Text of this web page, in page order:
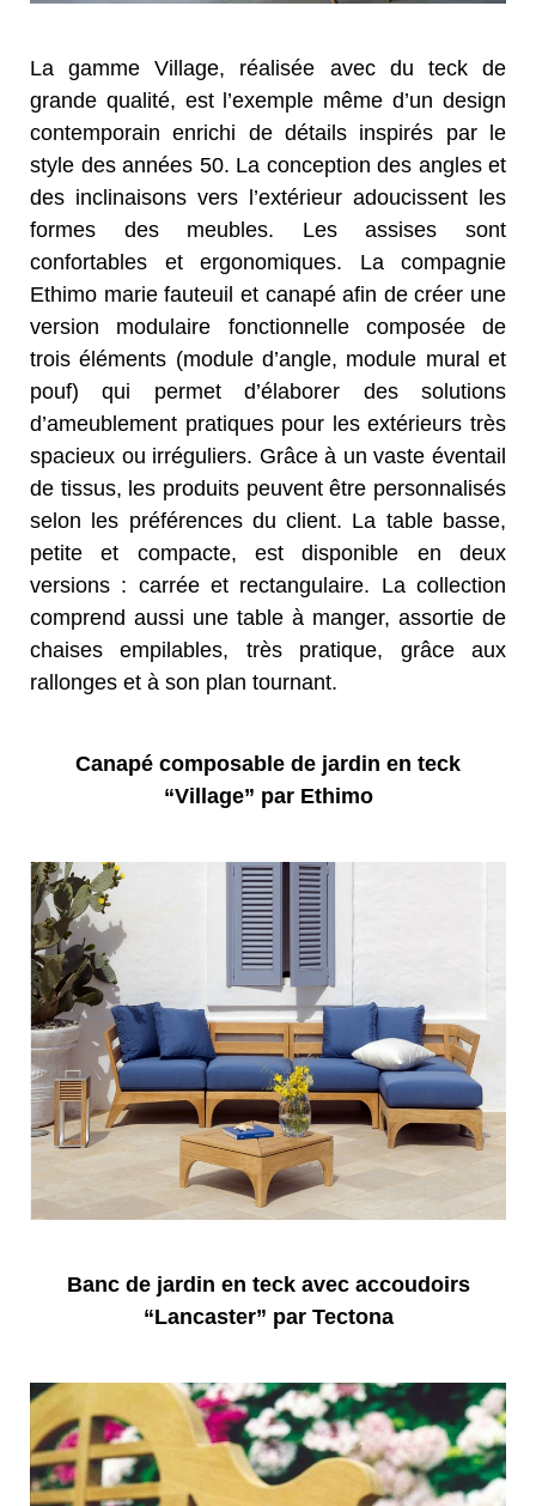
La gamme Village, réalisée avec du teck de
grande qualité, est l’exemple même d’un design
contemporain enrichi de détails inspirés par le
style des années 50. La conception des angles et
des inclinaisons vers l’extérieur adoucissent les
formes des meubles. Les assises sont
confortables et ergonomiques. La compagnie
Ethimo marie fauteuil et canapé afin de créer une
version modulaire fonctionnelle composée de
trois éléments (module d’angle, module mural et
pouf) qui permet d’élaborer des solutions
d’ameublement pratiques pour les extérieurs très
spacieux ou irréguliers. Grâce à un vaste éventail
de tissus, les produits peuvent être personnalisés
selon les préférences du client. La table basse,
petite et compacte, est disponible en deux
versions : carrée et rectangulaire. La collection
comprend aussi une table à manger, assortie de
chaises empilables, très pratique, grâce aux
rallonges et à son plan tournant.
Canapé composable de jardin en teck
“Village” par Ethimo
Banc de jardin en teck avec accoudoirs
“Lancaster” par Tectona